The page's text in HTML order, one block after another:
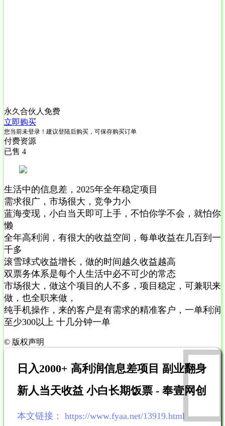
永久合伙人 免费
立即购买
您当前未登录！建议登陆后购买，可保存购买订单
付费资源
已售 4
生活中的信息差，2025年全年稳定项目
需求很广，市场很大，竞争力小
蓝海变现，小白当天即可上手，不怕你学不会，就怕你
懒
全年高利润，有很大的收益空间，每单收益在几百到一
千多
滚雪球式收益增长，做的时间越久收益越高
双票务体系是每个人生活中必不可少的常态
市场很大，做这个项目的人不多，项目稳定，可兼职来
做，也全职来做，
纯手机操作，来的客户是有需求的精准客户，一单利润
至少300以上 十几分钟一单
© 版权声明
日入2000+ 高利润信息差项目 副业翻身
新人当天收益 小白长期饭票 - 奉壹网创
本文链接： https://www.fyaa.net/13919.html